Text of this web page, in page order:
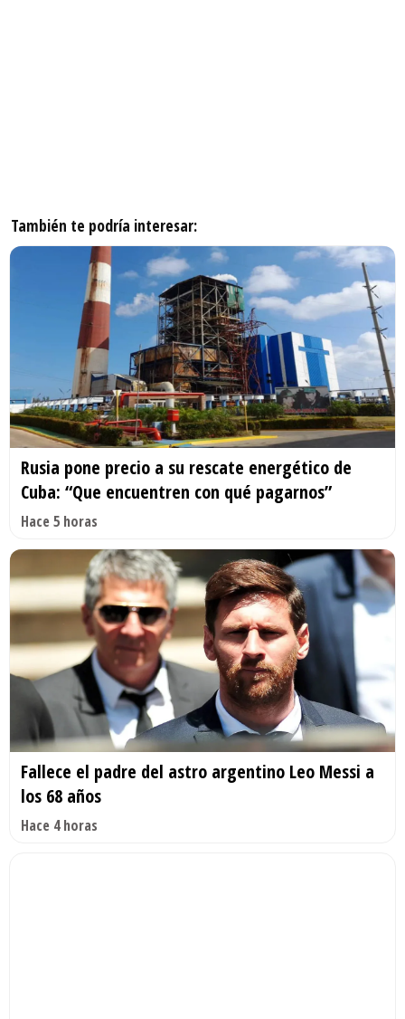
También te podría interesar:
Rusia pone precio a su rescate energético de
Cuba: “Que encuentren con qué pagarnos”
Hace 5 horas
Fallece el padre del astro argentino Leo Messi a
los 68 años
Hace 4 horas